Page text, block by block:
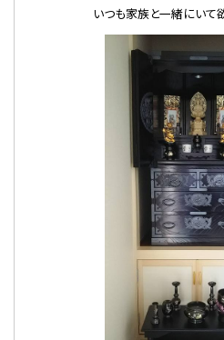
いつも家族と一緒にいて